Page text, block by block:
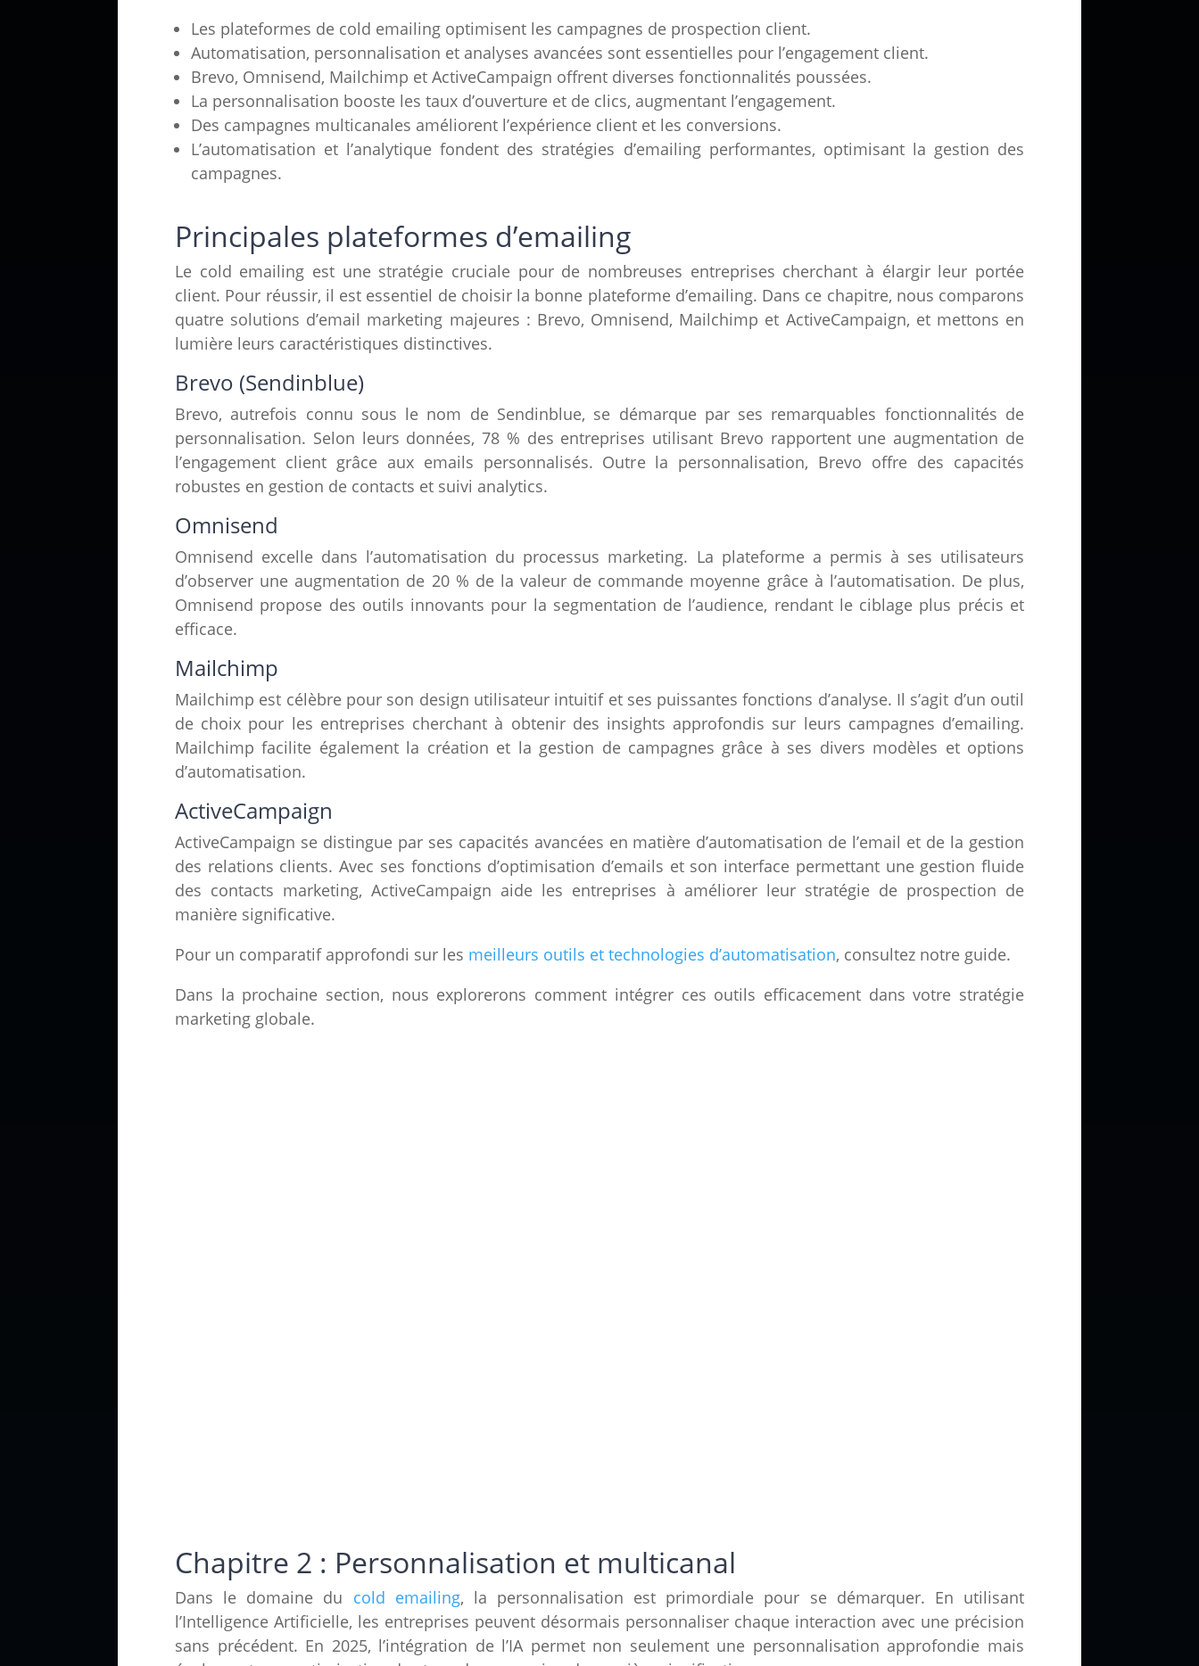
Les plateformes de cold emailing optimisent les campagnes de prospection client.
Automatisation, personnalisation et analyses avancées sont essentielles pour l’engagement client.
Brevo, Omnisend, Mailchimp et ActiveCampaign offrent diverses fonctionnalités poussées.
La personnalisation booste les taux d’ouverture et de clics, augmentant l’engagement.
Des campagnes multicanales améliorent l’expérience client et les conversions.
L’automatisation et l’analytique fondent des stratégies d’emailing performantes, optimisant la gestion des
campagnes.
Principales plateformes d’emailing
Le cold emailing est une stratégie cruciale pour de nombreuses entreprises cherchant à élargir leur portée
client. Pour réussir, il est essentiel de choisir la bonne plateforme d’emailing. Dans ce chapitre, nous comparons
quatre solutions d’email marketing majeures : Brevo, Omnisend, Mailchimp et ActiveCampaign, et mettons en
lumière leurs caractéristiques distinctives.
Brevo (Sendinblue)
Brevo, autrefois connu sous le nom de Sendinblue, se démarque par ses remarquables fonctionnalités de
personnalisation. Selon leurs données, 78 % des entreprises utilisant Brevo rapportent une augmentation de
l’engagement client grâce aux emails personnalisés. Outre la personnalisation, Brevo offre des capacités
robustes en gestion de contacts et suivi analytics.
Omnisend
Omnisend excelle dans l’automatisation du processus marketing. La plateforme a permis à ses utilisateurs
d’observer une augmentation de 20 % de la valeur de commande moyenne grâce à l’automatisation. De plus,
Omnisend propose des outils innovants pour la segmentation de l’audience, rendant le ciblage plus précis et
efficace.
Mailchimp
Mailchimp est célèbre pour son design utilisateur intuitif et ses puissantes fonctions d’analyse. Il s’agit d’un outil
de choix pour les entreprises cherchant à obtenir des insights approfondis sur leurs campagnes d’emailing.
Mailchimp facilite également la création et la gestion de campagnes grâce à ses divers modèles et options
d’automatisation.
ActiveCampaign
ActiveCampaign se distingue par ses capacités avancées en matière d’automatisation de l’email et de la gestion
des relations clients. Avec ses fonctions d’optimisation d’emails et son interface permettant une gestion fluide
des contacts marketing, ActiveCampaign aide les entreprises à améliorer leur stratégie de prospection de
manière significative.
Pour un comparatif approfondi sur les meilleurs outils et technologies d’automatisation, consultez notre guide.
Dans la prochaine section, nous explorerons comment intégrer ces outils efficacement dans votre stratégie
marketing globale.
Chapitre 2 : Personnalisation et multicanal
Dans le domaine du cold emailing, la personnalisation est primordiale pour se démarquer. En utilisant
l’Intelligence Artificielle, les entreprises peuvent désormais personnaliser chaque interaction avec une précision
sans précédent. En 2025, l’intégration de l’IA permet non seulement une personnalisation approfondie mais